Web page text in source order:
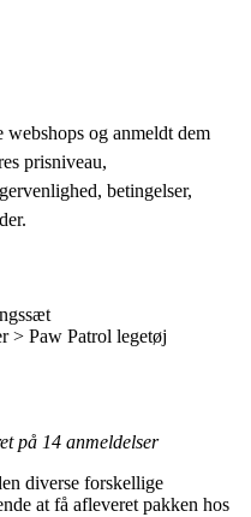
og anmeldt dem
prisniveau,
betingelser,
> Paw Patrol legetøj
på 14 anmeldelser
diverse forskellige
at få afleveret pakken hos